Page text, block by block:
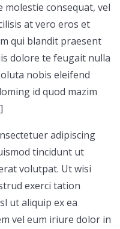
consequat, vel
at vero eros et
qui blandit praesent
dolore te feugait nulla
nobis eleifend
id quod mazim
adipiscing
tincidunt ut
volutpat. Ut wisi
exerci tation
ut aliquip ex ea
vel eum iriure dolor in